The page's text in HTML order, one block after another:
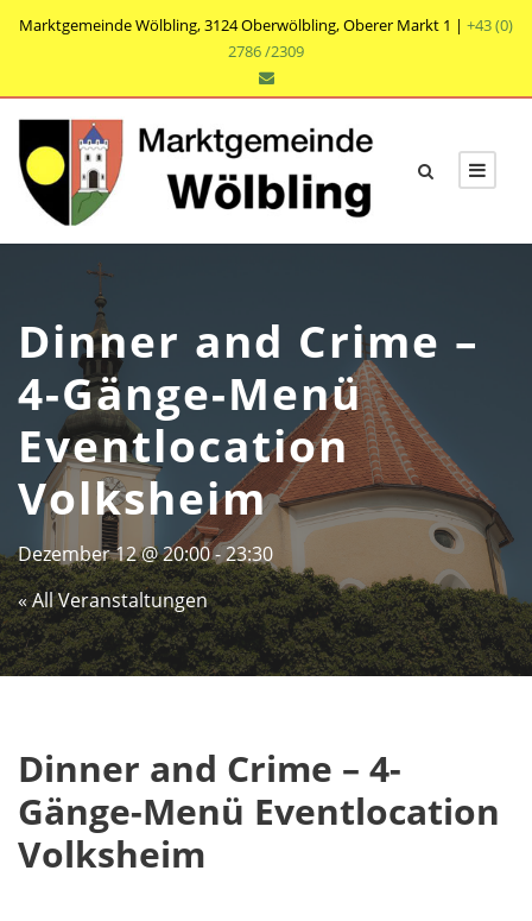
Marktgemeinde Wölbling, 3124 Oberwölbling, Oberer Markt 1 | +43 (0)
2786 /2309
Dinner and Crime –
4-Gänge-Menü
Eventlocation
Volksheim
Dezember 12 @ 20:00-23:30
« All Veranstaltungen
Dinner and Crime – 4-
Gänge-Menü Eventlocation
Volksheim